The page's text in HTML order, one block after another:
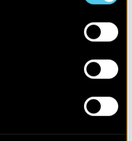
på väg E22